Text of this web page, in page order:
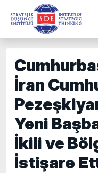
İran
Yeni
İkili ve
İstişare